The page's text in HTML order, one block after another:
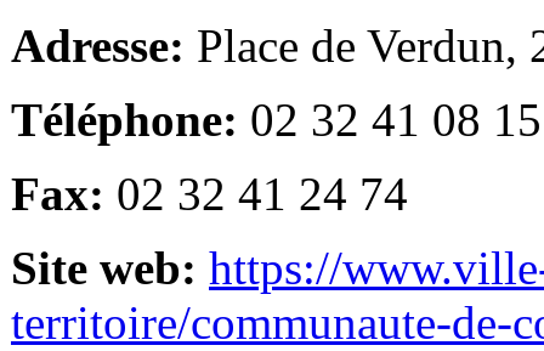
Adresse: Place de Verdun,
Téléphone: 02 32 41 08 15
Fax: 02 32 41 24 74
Site web: https://
territoire/communaute-de-